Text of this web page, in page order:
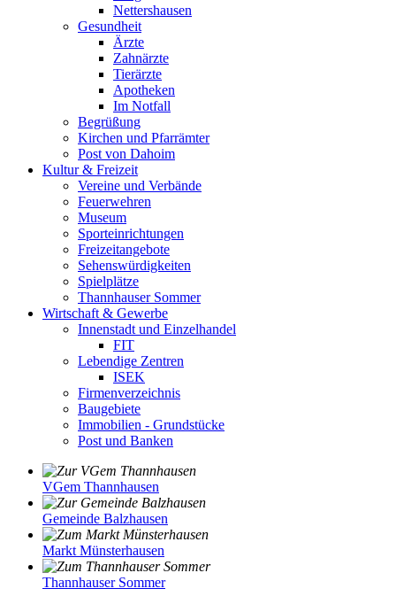
Nettershausen
Gesundheit
Ärzte
Zahnärzte
Tierärzte
Apotheken
Im Notfall
Begrüßung
Kirchen und Pfarrämter
Post von Dahoim
Kultur & Freizeit
Vereine und Verbände
Feuerwehren
Museum
Sporteinrichtungen
Freizeitangebote
Sehenswürdigkeiten
Spielplätze
Thannhauser Sommer
Wirtschaft & Gewerbe
Innenstadt und Einzelhandel
FIT
Lebendige Zentren
ISEK
Firmenverzeichnis
Baugebiete
Immobilien - Grundstücke
Post und Banken
VGem Thannhausen
Gemeinde Balzhausen
Markt Münsterhausen
Thannhauser Sommer